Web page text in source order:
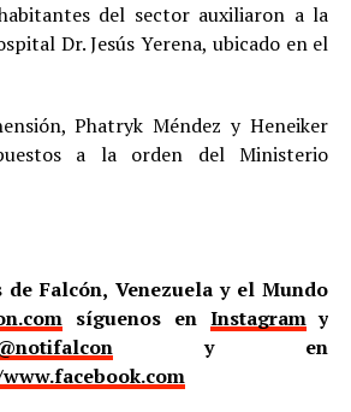
del sector auxiliaron a la
Dr. Jesús Yerena, ubicado en el
Phatryk Méndez y Heneiker
a la orden del Ministerio
de Falcón, Venezuela y el Mundo
síguenos en Instagramy
y en